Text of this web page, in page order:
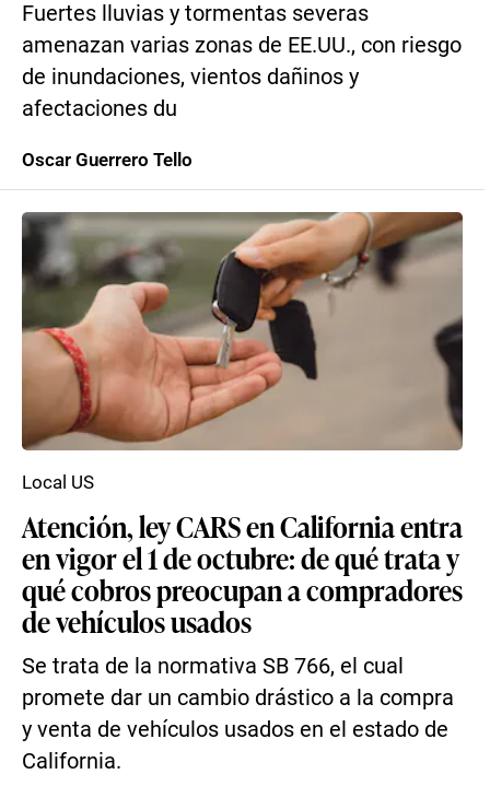
Fuertes lluvias y tormentas severas
amenazan varias zonas de EE.UU., con riesgo
de inundaciones, vientos dañinos y
afectaciones du
Oscar Guerrero Tello
Atención, ley CARS en California entra
en vigor el 1 de octubre: de qué trata y
qué cobros preocupan a compradores
de vehículos usados
Se trata de la normativa SB 766, el cual
promete dar un cambio drástico a la compra
y venta de vehículos usados en el estado de
California.
Local US